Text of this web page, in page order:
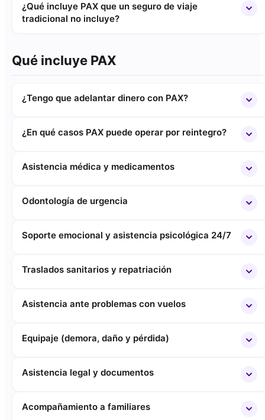
¿Qué incluye PAX que un seguro de viaje
tradicional no incluye?
Qué incluye PAX
¿Tengo que adelantar dinero con PAX?
¿En qué casos PAX puede operar por reintegro?
Asistencia médica y medicamentos
Odontología de urgencia
Soporte emocional y asistencia psicológica 24/7
Traslados sanitarios y repatriación
Asistencia ante problemas con vuelos
Equipaje (demora, daño y pérdida)
Asistencia legal y documentos
Acompañamiento a familiares